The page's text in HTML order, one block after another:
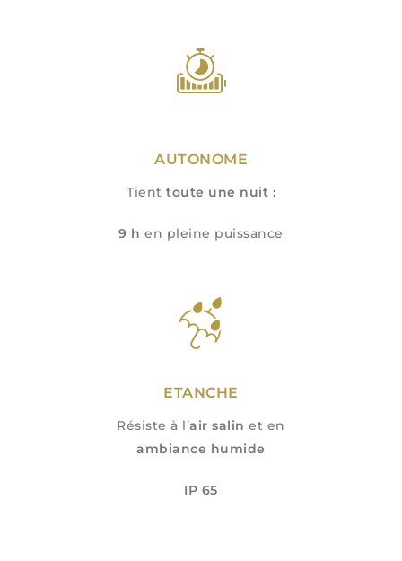
AUTONOME
Tient toute une nuit :
9 h en pleine puissance
ETANCHE
Résiste à l’air salin et en
ambiance humide
IP 65